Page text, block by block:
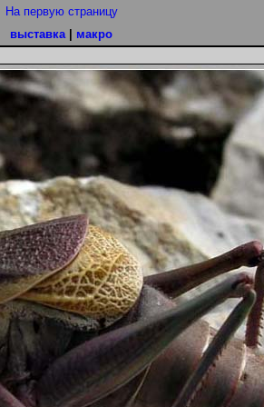
На первую страницу
выставка| макро